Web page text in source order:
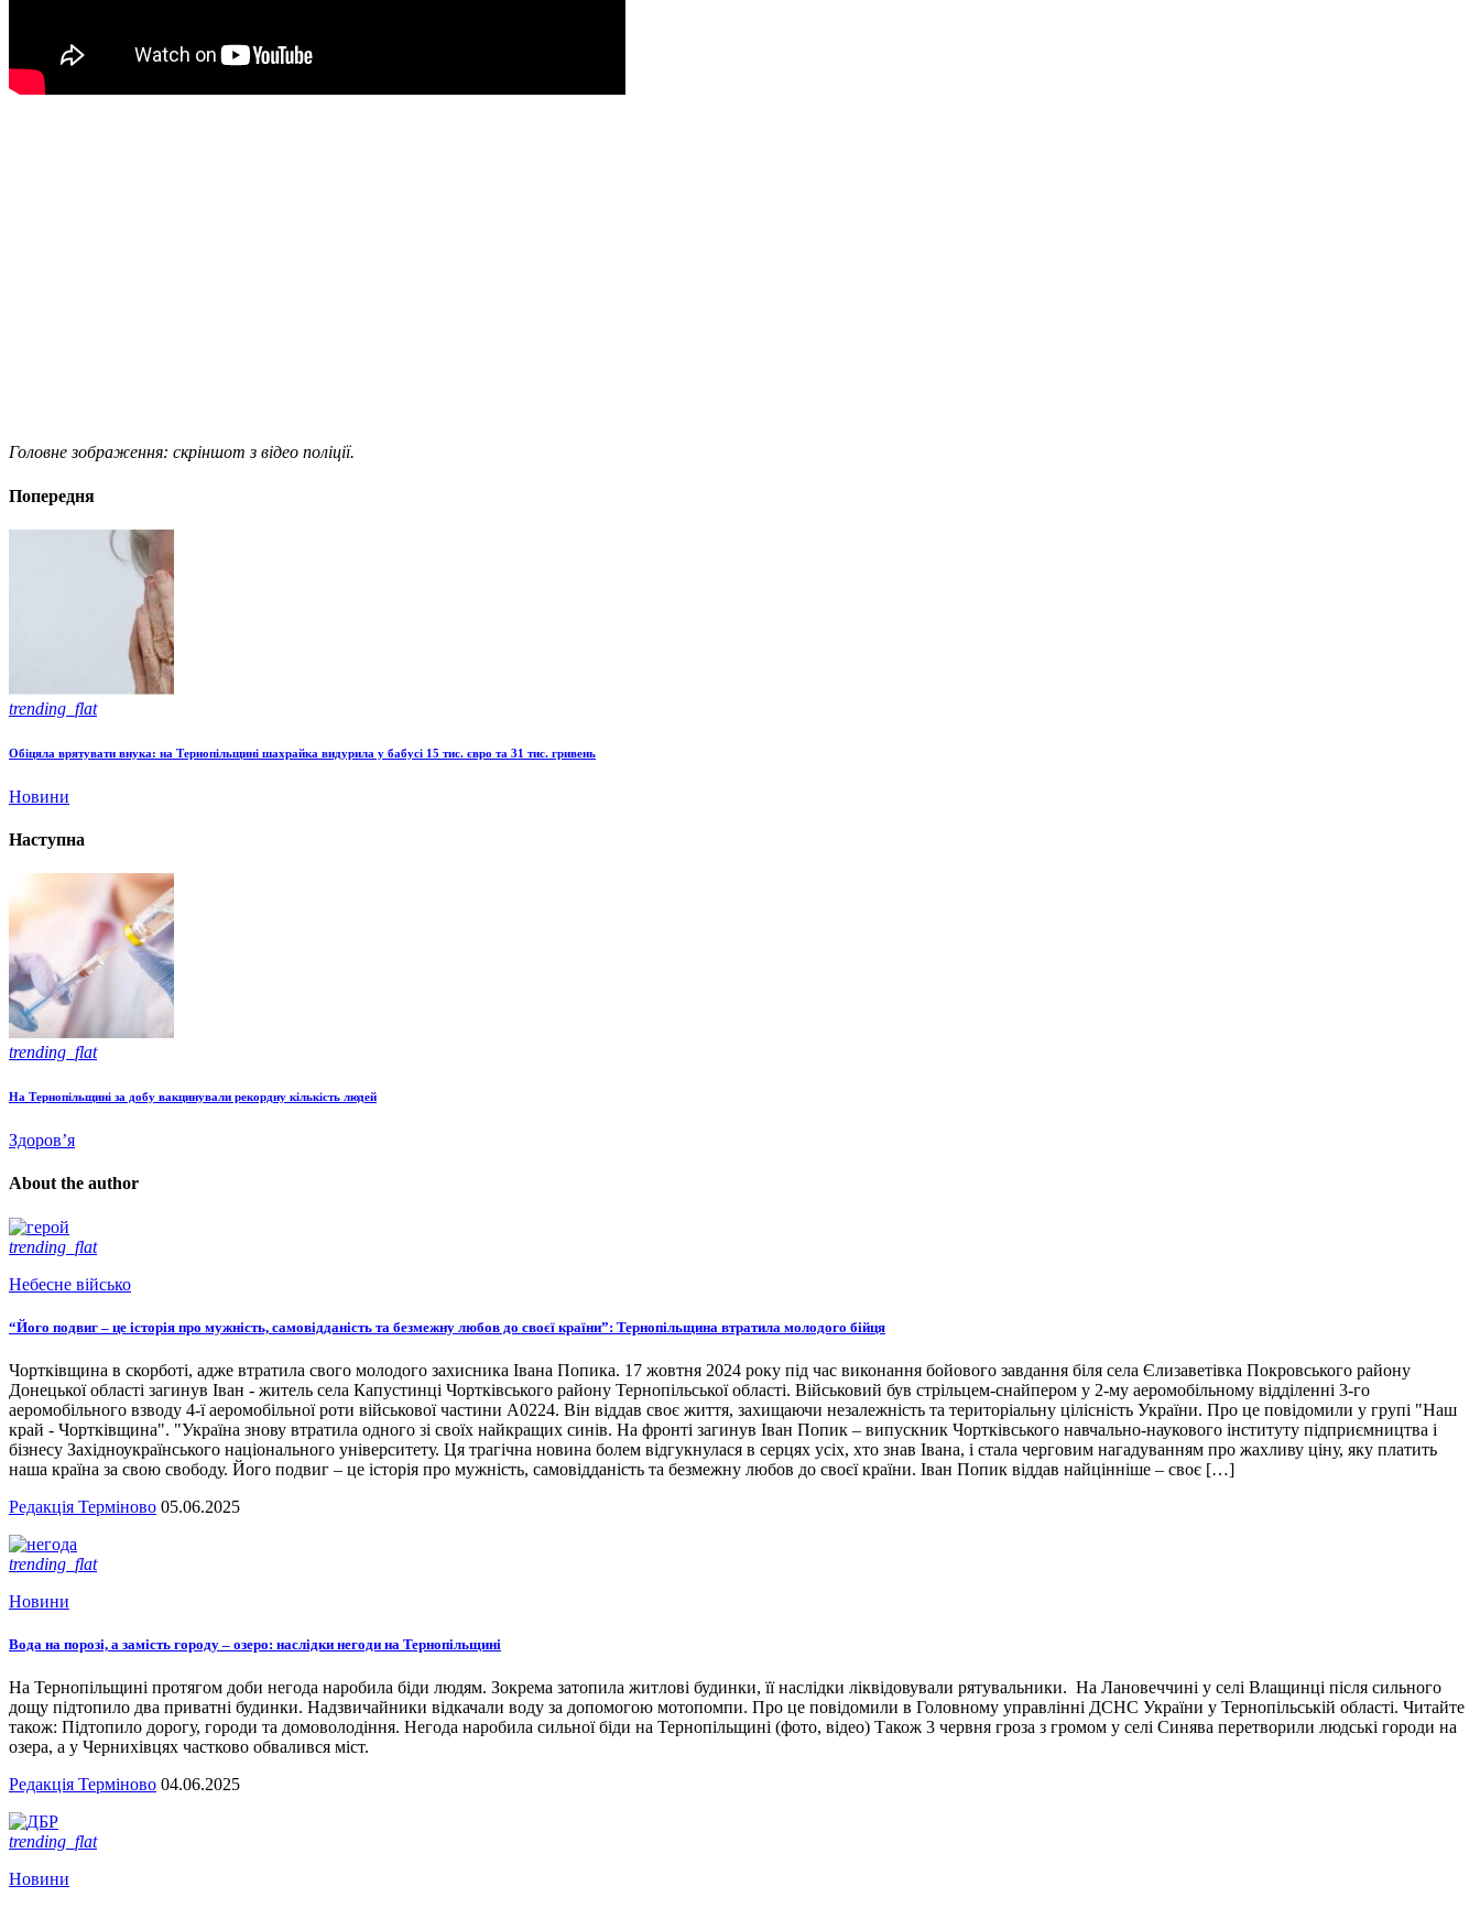
Головне зображення: скріншот з відео поліції.
Попередня
trending_flat
Обіцяла врятувати внука: на Тернопільщині шахрайка видурила у бабусі 15 тис. євро та 31 тис. гривень
Новини
Наступна
trending_flat
На Тернопільщині за добу вакцинували рекордну кількість людей
Здоров’я
About the author
trending_flat
Небесне військо
“Його подвиг – це історія про мужність, самовідданість та безмежну любов до своєї країни”: Тернопільщина втратила молодого бійця
Чортківщина в скорботі, адже втратила свого молодого захисника Івана Попика. 17 жовтня 2024 року під час виконання бойового завдання біля села Єлизаветівка Покровського району
Донецької області загинув Іван - житель села Капустинці Чортківського району Тернопільської області. Військовий був стрільцем-снайпером у 2-му аеромобільному відділенні 3-го
аеромобільного взводу 4-ї аеромобільної роти військової частини А0224. Він віддав своє життя, захищаючи незалежність та територіальну цілісність України. Про це повідомили у групі "Наш
край - Чортківщина". "Україна знову втратила одного зі своїх найкращих синів. На фронті загинув Іван Попик – випускник Чортківського навчально-наукового інституту підприємництва і
бізнесу Західноукраїнського національного університету. Ця трагічна новина болем відгукнулася в серцях усіх, хто знав Івана, і стала черговим нагадуванням про жахливу ціну, яку платить
наша країна за свою свободу. Його подвиг – це історія про мужність, самовідданість та безмежну любов до своєї країни. Іван Попик віддав найцінніше – своє […]
Редакція Терміново 05.06.2025
trending_flat
Новини
Вода на порозі, а замість городу – озеро: наслідки негоди на Тернопільщині
На Тернопільщині протягом доби негода наробила біди людям. Зокрема затопила житлові будинки, її наслідки ліквідовували рятувальники. На Лановеччині у селі Влащинці після сильного
дощу підтопило два приватні будинки. Надзвичайники відкачали воду за допомогою мотопомпи. Про це повідомили в Головному управлінні ДСНС України у Тернопільській області. Читайте
також: Підтопило дорогу, городи та домоволодіння. Негода наробила сильної біди на Тернопільщині (фото, відео) Також 3 червня гроза з громом у селі Синява перетворили людські городи на
озера, а у Чернихівцях частково обвалився міст.
Редакція Терміново 04.06.2025
trending_flat
Новини